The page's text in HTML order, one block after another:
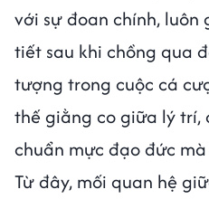
với sự đoan chính,
tiết sau khi chồng qua
tượng trong cuộc cá
thế giằng co giữa lý trí,
chuẩn mực đạo đức
Từ đây, mối quan hệ